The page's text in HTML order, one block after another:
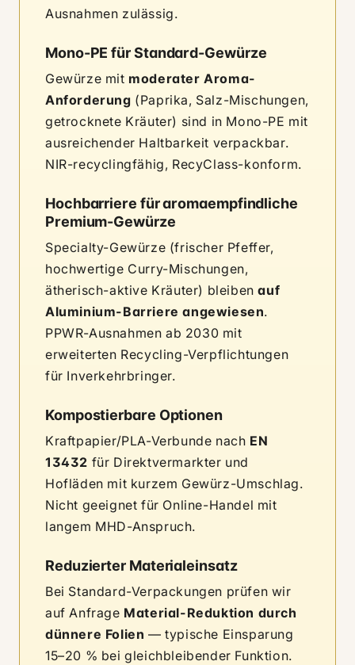
Ausnahmen zulässig.
Mono-PE für Standard-Gewürze
Gewürze mit moderater Aroma-
Anforderung (Paprika, Salz-Mischungen,
getrocknete Kräuter) sind in Mono-PE mit
ausreichender Haltbarkeit verpackbar.
NIR-recyclingfähig, RecyClass-konform.
Hochbarriere für aromaempfindliche
Premium-Gewürze
Specialty-Gewürze (frischer Pfeffer,
hochwertige Curry-Mischungen,
ätherisch-aktive Kräuter) bleibenauf
Aluminium-Barriere angewiesen.
PPWR-Ausnahmen ab 2030 mit
erweiterten Recycling-Verpflichtungen
für Inverkehrbringer.
Kompostierbare Optionen
Kraftpapier/PLA-Verbunde nach EN
13432 für Direktvermarkter und
Hofläden mit kurzem Gewürz-Umschlag.
Nicht geeignet für Online-Handel mit
langem MHD-Anspruch.
Reduzierter Materialeinsatz
Bei Standard-Verpackungen prüfen wir
auf Anfrage Material-Reduktion durch
dünnere Folien — typische Einsparung
15–20 % bei gleichbleibender Funktion.